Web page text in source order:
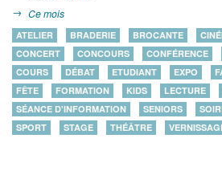
Ce mois
ATELIER BRADERIE BROCANTE
CONCERT
CONCOURS CONFÉRENCE
COURS
DÉBAT ETUDIANT EXPO
FÊTE
FORMATION KIDS LECTURE
SÉANCE D'INFORMATION
SENIORS
SPORT
STAGE THÉÂTRE